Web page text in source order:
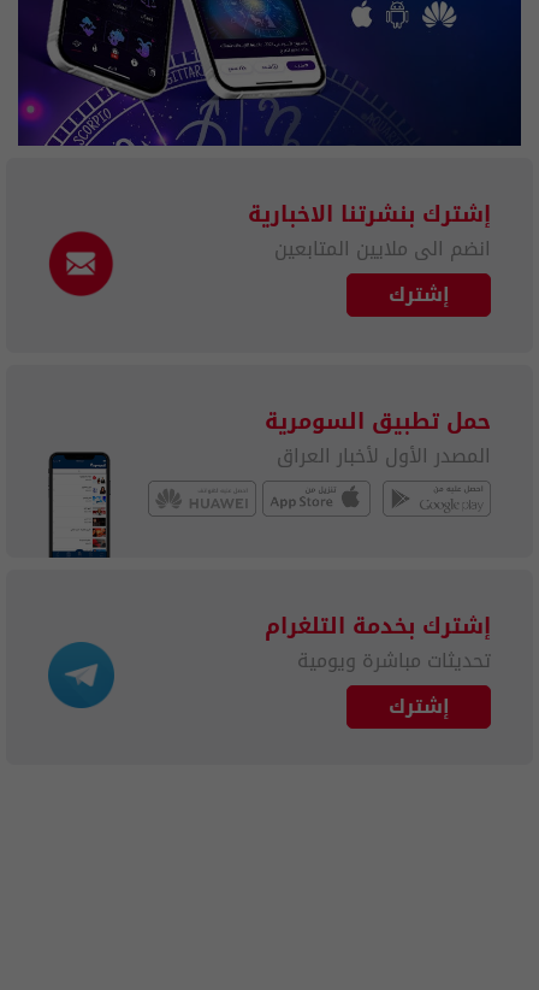
إشترك بنشرتنا الاخبارية
انضم الى ملايين المتابعين
إشترك
حمل تطبيق السومرية
المصدر الأول لأخبار العراق
إشترك بخدمة التلغرام
تحديثات مباشرة ويومية
إشترك